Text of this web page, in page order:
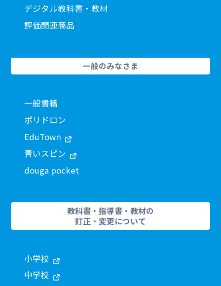
デジタル教科書・教材
評価関連商品
一般のみなさま
一般書籍
ポリドロン
EduTown
青いスピン
douga pocket
教科書・指導書・教材の
訂正・変更について
小学校
中学校